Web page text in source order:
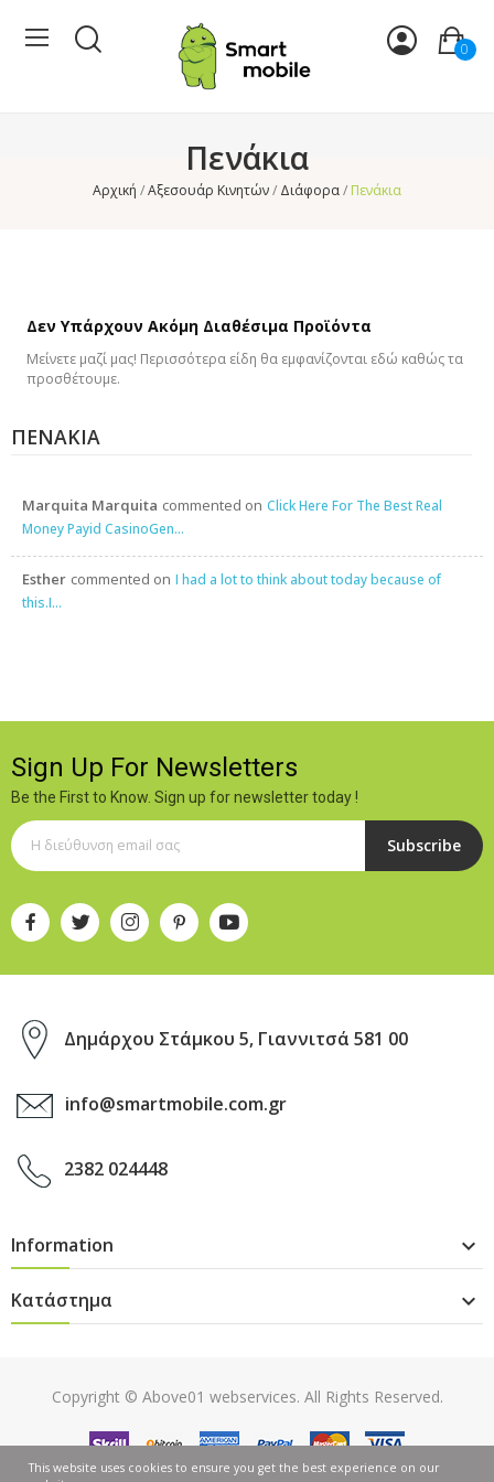
0
Πενάκια
Αρχική Αξεσουάρ Κινητών Διάφορα Πενάκια
ΠΕΝΆΚΙΑ
Marquita Marquita commented on Click Here For The Best Real
Money Payid CasinoGen...
Esther commented on I had a lot to think about today because of
this.I...
Δεν Υπάρχουν Ακόμη Διαθέσιμα Προϊόντα
Μείνετε μαζί μας! Περισσότερα είδη θα εμφανίζονται εδώ καθώς τα
προσθέτουμε.
Sign Up For Newsletters
Be the First to Know. Sign up for newsletter today !
Subscribe
Δημάρχου Στάμκου 5, Γιαννιτσά 581 00
info@smartmobile.com.gr
2382 024448
Information 
Κατάστημα 
Copyright © Above01 webservices. All Rights Reserved.
This website uses cookies to ensure you get the best experience on our